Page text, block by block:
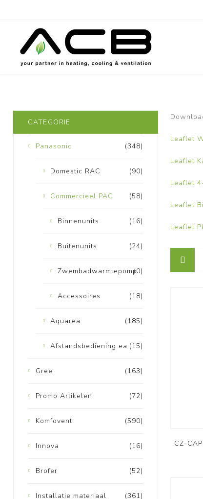
Leaflet
Leaflet
Leaflet
Leaflet
Leaflet
CZ-
CATEGORIE
(348)
Panasonic
(90)
Domestic RAC
(58)
Commercieel PAC
(16)
Binnenunits
(24)
Buitenunits
(0)
Zwembadwarmtepomp
(18)
Accessoires
(185)
Aquarea
(15)
Afstandsbediening ea
(163)
Gree
(72)
Promo Artikelen
(590)
Komfovent
(16)
Innova
(52)
Brofer
(361)
Installatie materiaal